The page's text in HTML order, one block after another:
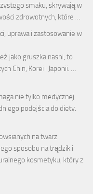
smaku, skrywają w
zdrowotnych, które …
uprawa i zastosowanie w
jako gruszka nashi, to
Chin, Korei i Japonii. …
nie tylko medycznej
podejścia do diety.
na twarz
sposobu na trądzik i
kosmetyku, który z